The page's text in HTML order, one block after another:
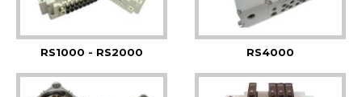
RS1000 - RS2000 RS4000